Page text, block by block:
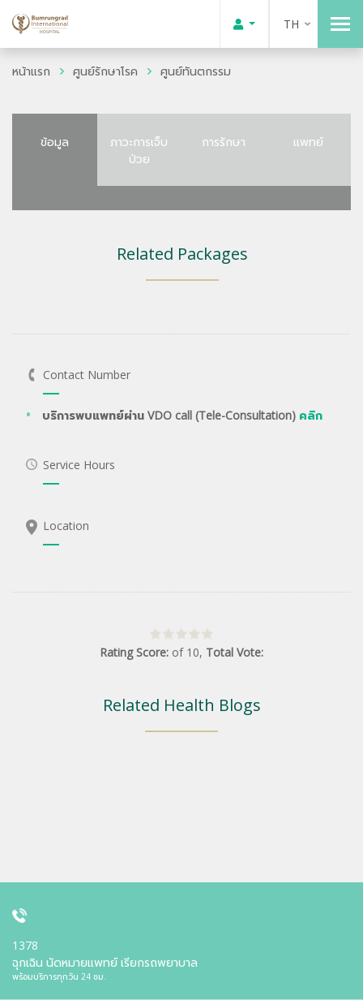
TH
หน้าแรก ศูนย์รักษาโรค ศูนย์ทันตกรรม
ข้อมูล
ภาวะการเจ็บ
ป่วย
การรักษา แพทย์
Related Packages
Contact Number
บริการพบแพทย์ผ่าน VDO call (Tele-Consultation) คลิก
Service Hours
Location
Rating Score: of 10, Total Vote:
Related Health Blogs
1378
ฉุกเฉิน นัดหมายแพทย์ เรียกรถพยาบาล
พร้อมบริการทุกวัน 24 ชม.